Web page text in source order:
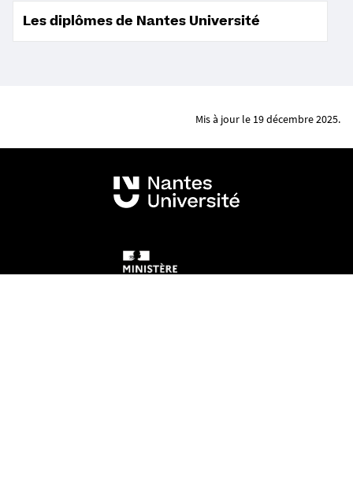
Les diplômes de Nantes Université
Mis à jour le 19 décembre 2025.